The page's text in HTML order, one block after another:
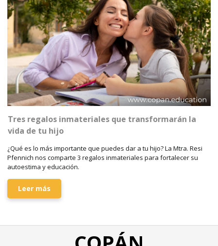
Tres regalos inmateriales que transformarán la
vida de tu hijo
¿Qué es lo más importante que puedes dar a tu hijo? La Mtra. Resi
Pfennich nos comparte 3 regalos inmateriales para fortalecer su
autoestima y educación.
Leer más